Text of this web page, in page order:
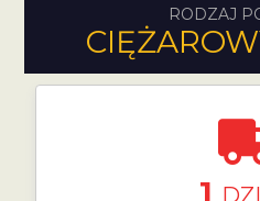
RODZAJ
1